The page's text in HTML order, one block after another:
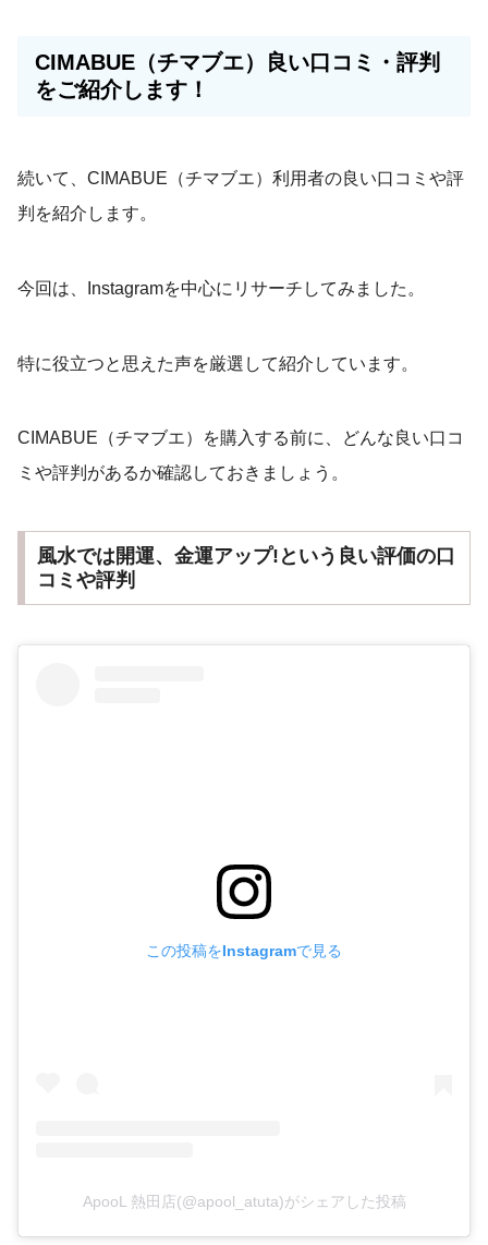
CIMABUE（チマブエ）良い口コミ・評判
をご紹介します！
続いて、CIMABUE（チマブエ）利用者の良い口コミや評
判を紹介します。
今回は、Instagramを中心にリサーチしてみました。
特に役立つと思えた声を厳選して紹介しています。
CIMABUE（チマブエ）を購入する前に、どんな良い口コ
ミや評判があるか確認しておきましょう。
風水では開運、金運アップ!という良い評価の口
コミや評判
この投稿をInstagramで見る
ApooL 熱田店(@apool_atuta)がシェアした投稿